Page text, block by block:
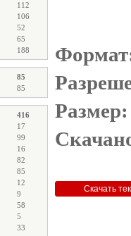
112
106
52
65
188
85
85
416
17
99
16
82
85
12
9
58
5
33